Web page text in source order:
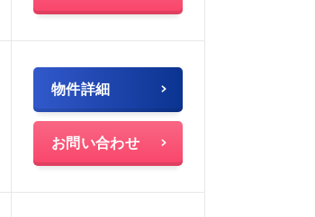
物件詳細
お問い合わせ